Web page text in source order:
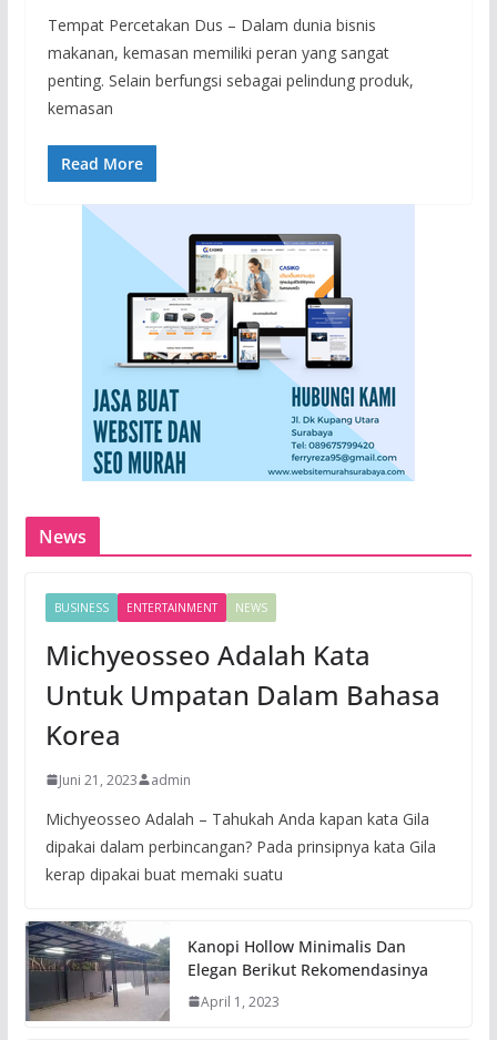
Tempat Percetakan Dus – Dalam dunia bisnis
makanan, kemasan memiliki peran yang sangat
penting. Selain berfungsi sebagai pelindung produk,
kemasan
Read More
News
BUSINESS ENTERTAINMENT NEWS
Michyeosseo Adalah Kata
Untuk Umpatan Dalam Bahasa
Korea
Juni 21, 2023 admin
Michyeosseo Adalah – Tahukah Anda kapan kata Gila
dipakai dalam perbincangan? Pada prinsipnya kata Gila
kerap dipakai buat memaki suatu
Kanopi Hollow Minimalis Dan
Elegan Berikut Rekomendasinya
April 1, 2023